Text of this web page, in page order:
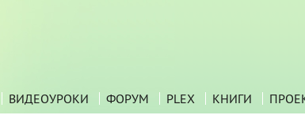
ВИДЕОУРОКИ ФОРУМ PLEX КНИГИ